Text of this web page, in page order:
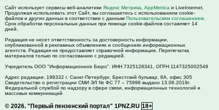
Сайт использует сервисы веб-аналитики Яндекс Метрика AppMetrica и LiveInternet.
Продолжая использовать этот Сайт, вы соглашаетесь с использованием cookie-
файлов и других данных в соответствии с данным Пользовательским соглашением
Срок обработки персональных данных при помощи cookie-файлов составляет 14
дней.
Редакция не несет ответственность за достоверность информации,
опубликованной в рекламных объявлениях и сообщениях информационных
агентств. Редакция не предоставляет справочной информации. Перепечатка
материалов только по согласованию с редакцией.
Учредитель ООО "Информационное Бюро". ИНН 7325128341, ОГРН 1147325002549
Адрес редакции: 198332 г. Санкт-Петербург, Брестский бульвар, 8А, офис 305
Свидетельство о регистрации СМИ ЭЛ № ФС 77 – 75998 выдано 13.06.2019г.
Федеральной службой по надзору в сфере связи, информационных технологий и
массовых коммуникаций
© 2026. "Первый пензенский портал" 1PNZ.RU 18+